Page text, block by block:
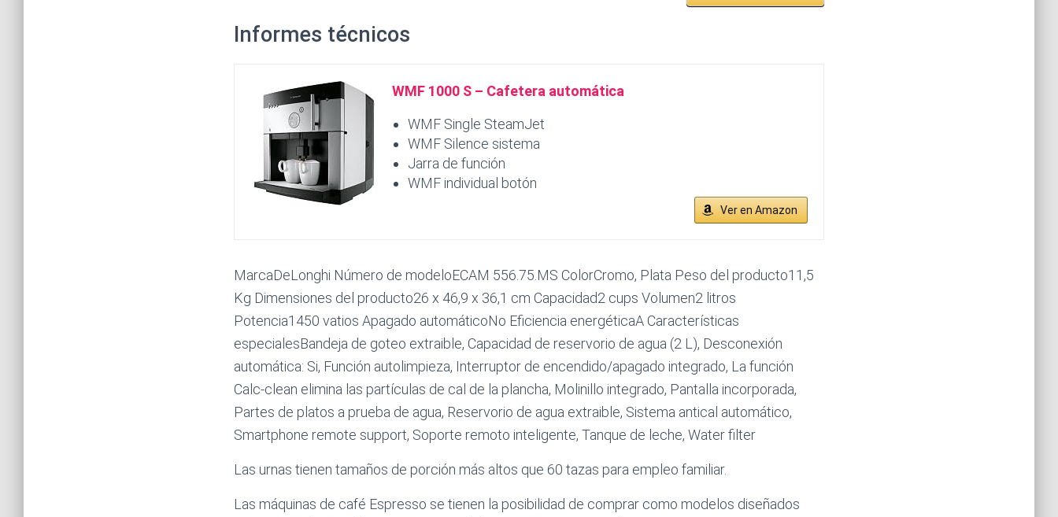
Informes técnicos
WMF 1000 S – Cafetera automática
WMF Single SteamJet
WMF Silence sistema
Jarra de función
WMF individual botón
Ver en Amazon
MarcaDeLonghi Número de modeloECAM 556.75.MS ColorCromo, Plata Peso del producto11,5
Kg Dimensiones del producto26 x 46,9 x 36,1 cm Capacidad2 cups Volumen2 litros
Potencia1450 vatios Apagado automáticoNo Eficiencia energéticaA Características
especialesBandeja de goteo extraible, Capacidad de reservorio de agua (2 L), Desconexión
automática: Si, Función autolimpieza, Interruptor de encendido/apagado integrado, La función
Calc-clean elimina las partículas de cal de la plancha, Molinillo integrado, Pantalla incorporada,
Partes de platos a prueba de agua, Reservorio de agua extraible, Sistema antical automático,
Smartphone remote support, Soporte remoto inteligente, Tanque de leche, Water filter
Las urnas tienen tamaños de porción más altos que 60 tazas para empleo familiar.
Las máquinas de café Espresso se tienen la posibilidad de comprar como modelos diseñados